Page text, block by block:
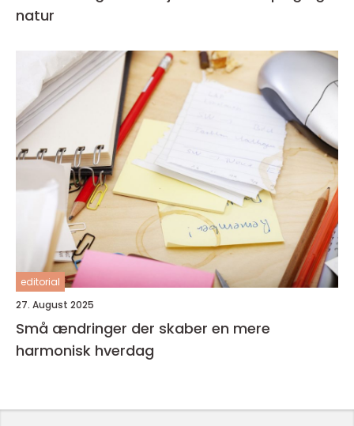
natur
editorial
27. August 2025
Små ændringer der skaber en mere
harmonisk hverdag